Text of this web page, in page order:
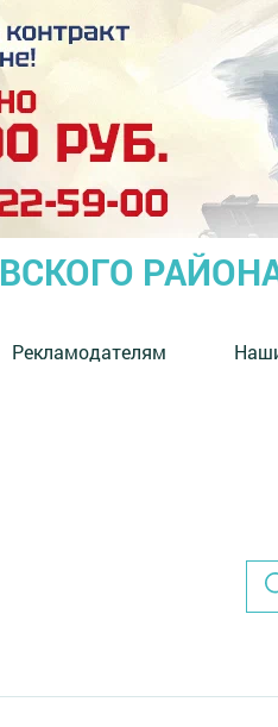
Рекламодателям